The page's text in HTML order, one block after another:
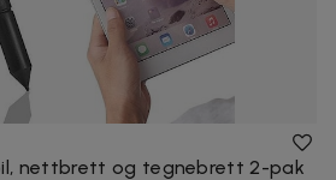
nettbrett og tegnebrett 2-pak